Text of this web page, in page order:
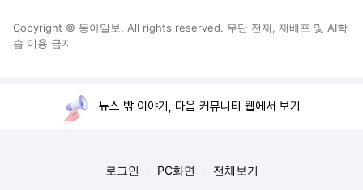
Copyright © 동아일보. All rights reserved. 무단 전재, 재배포 및 AI학
습 이용 금지
뉴스 밖 이야기, 다음 커뮤니티 웹에서 보기
로그인 PC화면 전체보기